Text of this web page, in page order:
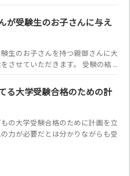
が受験生のお子さんに与え
生のお子さんを持つ親御さんに大
させていただきます。 受験の結 ...
る大学受験合格のための計
の大学受験合格のために計画を立
力が必要だとは分かりながらも受